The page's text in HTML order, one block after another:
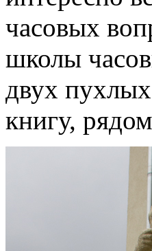
часовых
школы
двух
книгу,